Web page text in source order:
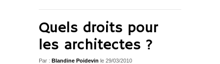
Quels droits pour
les architectes ?
Par : Blandine Poidevin le 29/03/2010